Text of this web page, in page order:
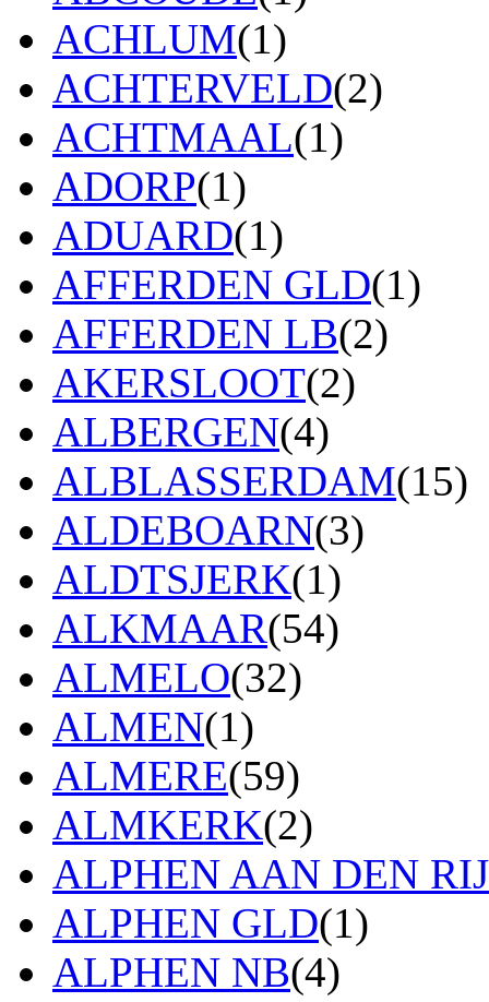
ACHLUM(1)
ACHTERVELD(2)
ACHTMAAL(1)
ADORP(1)
ADUARD(1)
AFFERDEN GLD(1)
AFFERDEN LB(2)
AKERSLOOT(2)
ALBERGEN(4)
ALBLASSERDAM(15)
ALDEBOARN(3)
ALDTSJERK(1)
ALKMAAR(54)
ALMELO(32)
ALMEN(1)
ALMERE(59)
ALMKERK(2)
ALPHEN AAN DEN
ALPHEN GLD(1)
ALPHEN NB(4)